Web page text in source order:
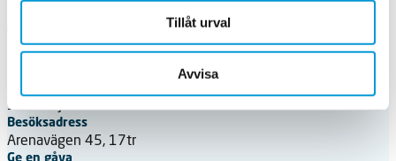
Tillåt urval
Avvisa
121 16 JOHANNESHOV
Besöksadress
Arenavägen 45, 17tr
Ge en gåva